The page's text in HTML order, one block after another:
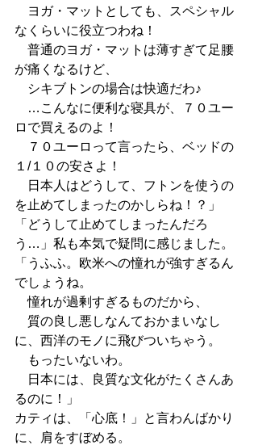
ヨガ・マットとしても、スペシャル
なくらいに役立つわね！
普通のヨガ・マットは薄すぎて足腰
が痛くなるけど、
シキブトンの場合は快適だわ♪
…こんなに便利な寝具が、７０ユー
ロで買えるのよ！
７０ユーロって言ったら、ベッドの
１/１０の安さよ！
日本人はどうして、フトンを使うの
を止めてしまったのかしらね！？」
「どうして止めてしまったんだろ
う…」私も本気で疑問に感じました。
「うふふ。欧米への憧れが強すぎるん
でしょうね。
憧れが過剰すぎるものだから、
質の良し悪しなんておかまいなし
に、西洋のモノに飛びついちゃう。
もったいないわ。
日本には、良質な文化がたくさんあ
るのに！」
カティは、「心底！」と言わんばかり
に、肩をすぼめる。